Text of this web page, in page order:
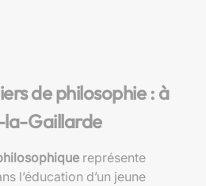
de philosophie : à
la-Gaillarde
représente
l’éducation d’un jeune